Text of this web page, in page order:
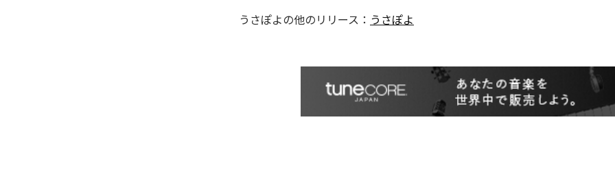
うさぽよの他のリリース： うさぽよ